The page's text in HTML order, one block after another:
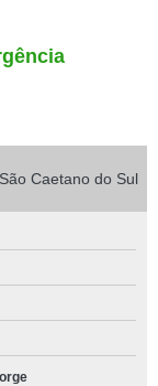
São Caetano do Sul